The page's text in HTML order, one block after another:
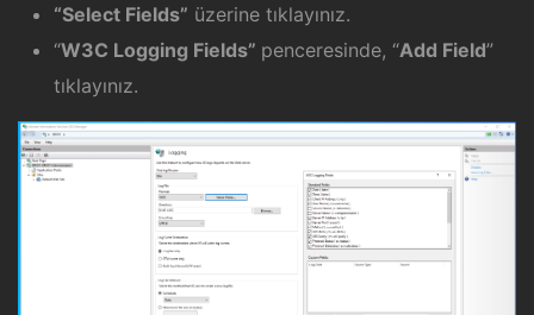
“Select Fields” üzerine tıklayınız.
“W3C Logging Fields” penceresinde, “Add Field”
tıklayınız.